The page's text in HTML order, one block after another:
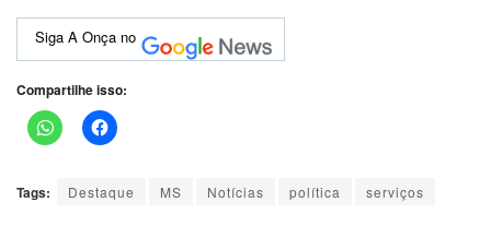
Siga A Onça no
Compartilhe isso:
Tags: Destaque MS Notícias política serviços